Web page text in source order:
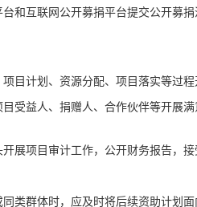
和互联网公开募捐平台提交公开募
目计划、资源分配、项目落实等过程
受益人、捐赠人、合作伙伴等开展
展项目审计工作，公开财务报告，接
类群体时，应及时将后续资助计划